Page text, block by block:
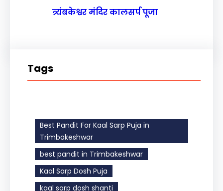
त्र्यंबकेश्वर मंदिर कालसर्प पूजा
Tags
Best Pandit For Kaal Sarp Puja in
Trimbakeshwar
best pandit in Trimbakeshwar
Kaal Sarp Dosh Puja
kaal sarp dosh shanti